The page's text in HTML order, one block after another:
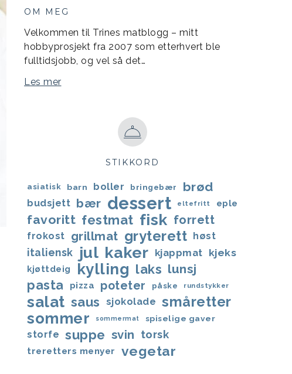
OM MEG
Velkommen til Trines matblogg – mitt
hobbyprosjekt fra 2007 som etterhvert ble
fulltidsjobb, og vel så det…
Les mer
STIKKORD
asiatisk barn boller bringebær brød
budsjett bær dessert eltefritt eple
favoritt festmat fisk forrett
frokost grillmat gryterett høst
italiensk jul kaker kjappmat kjeks
kjøttdeig kylling laks lunsj
pasta
pizza poteter påske rundstykker
salat saus sjokolade småretter
sommer sommermat spiselige gaver
storfe suppe svin torsk
treretters menyer vegetar